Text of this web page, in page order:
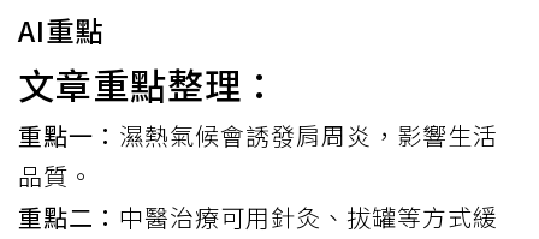
AI重點
文章重點整理：
重點一： 濕熱氣候會誘發肩周炎，影響生活
品質。
重點二： 中醫治療可用針灸、拔罐等方式緩